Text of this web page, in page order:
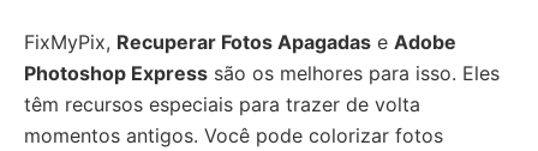
FixMyPix, Recuperar Fotos Apagadas e Adobe
Photoshop Express são os melhores para isso. Eles
têm recursos especiais para trazer de volta
momentos antigos. Você pode colorizar fotos